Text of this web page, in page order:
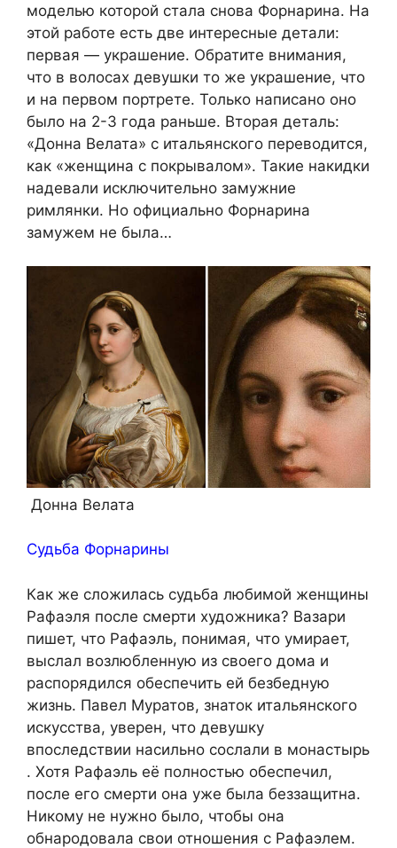
моделью которой стала снова Форнарина. На
этой работе есть две интересные детали:
первая — украшение. Обратите внимания,
что в волосах девушки то же украшение, что
и на первом портрете. Только написано оно
было на 2-3 года раньше. Вторая деталь:
«Донна Велата» с итальянского переводится,
как «женщина с покрывалом». Такие накидки
надевали исключительно замужние
римлянки. Но официально Форнарина
замужем не была…
Донна Велата
Судьба Форнарины
Как же сложилась судьба любимой женщины
Рафаэля после смерти художника? Вазари
пишет, что Рафаэль, понимая, что умирает,
выслал возлюбленную из своего дома и
распорядился обеспечить ей безбедную
жизнь. Павел Муратов, знаток итальянского
искусства, уверен, что девушку
впоследствии насильно сослали в монастырь
. Хотя Рафаэль её полностью обеспечил,
после его смерти она уже была беззащитна.
Никому не нужно было, чтобы она
обнародовала свои отношения с Рафаэлем.